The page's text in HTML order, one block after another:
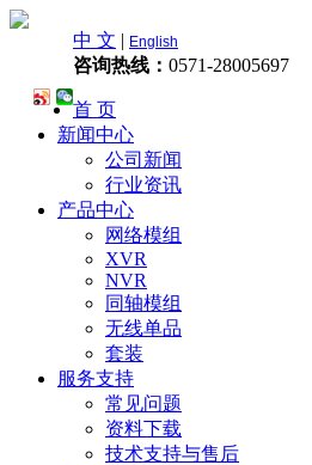
中 文 | English
咨询热线： 0571-28005697
首 页
新闻中心
公司新闻
行业资讯
产品中心
网络模组
XVR
NVR
同轴模组
无线单品
套装
服务支持
常见问题
资料下载
技术支持与售后